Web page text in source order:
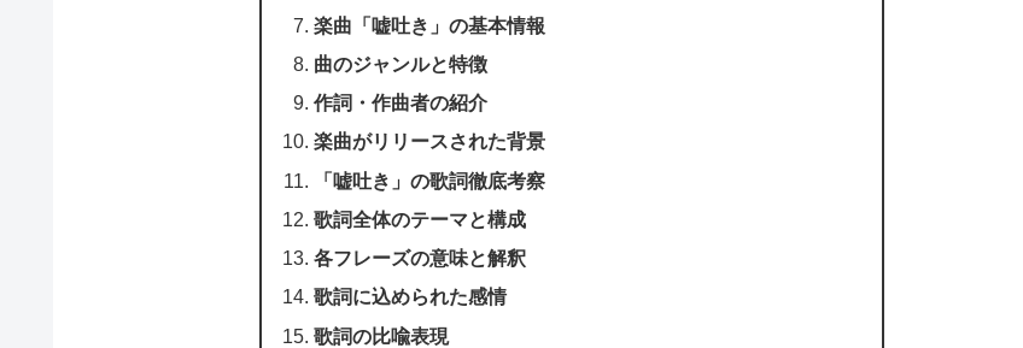
楽曲「嘘吐き」の基本情報
曲のジャンルと特徴
作詞・作曲者の紹介
楽曲がリリースされた背景
「嘘吐き」の歌詞徹底考察
歌詞全体のテーマと構成
各フレーズの意味と解釈
歌詞に込められた感情
歌詞の比喩表現